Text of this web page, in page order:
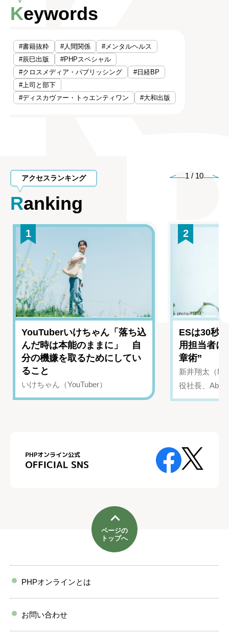
Keywords
#書籍抜粋 #人間関係
#メンタルヘルス
#辰巳出版
#PHPスペシャル
#クロスメディア・パブリッシング
#日経BP
#上司と部下
#ディスカヴァー・トゥエンティワン
#大和出版
アクセスランキング
Ranking
1 / 10
1
YouTuberいけちゃん「落ち込
んだ時は本能のままに」 自
分の機嫌を取るためにしてい
ること
いけちゃん（YouTuber）
2
ESは30秒
用担当者に
章術”
新井翔太（
役社長、
ページの
トップへ
PHPオンラインとは
お問い合わせ